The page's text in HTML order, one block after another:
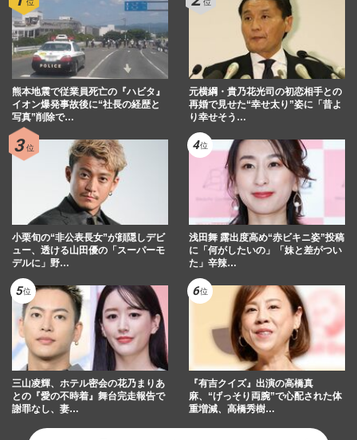
熊本地震で従業員死亡の『ハビタ』
イオン爆発事故後に“社長の経歴と
写真”削除で…
元横綱・貴乃花光司の初恋相手との
再婚で見せた“幸せ太り”姿に「昔よ
り幸せそう…
小栗旬の“非公表長女”が顔隠しデビ
ュー、透ける山田優の「スーパーモ
デルに」野…
浅田舞 露出度高め“赤ビキニ姿”投稿
に「何がしたいの」「妹と差がつい
た」辛辣…
三山凌輝、ホテル密会の花乃まりあ
との『愛の不時着』舞台完走報告で
謝罪なし、妻…
『有吉クイズ』出演の高橋真
麻、“げっそり両腕”で心配された体
重増減、高橋秀樹…